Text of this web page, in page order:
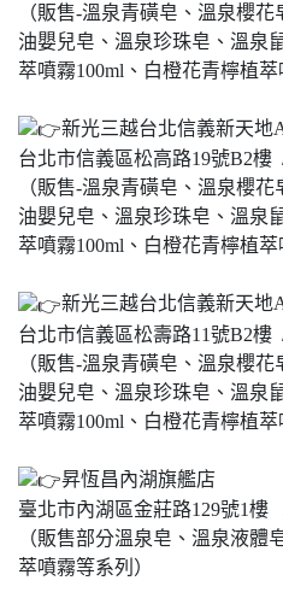
（販售-溫泉青磺皂、溫泉櫻
油嬰兒皂、溫泉珍珠皂、溫泉
萃噴霧100ml、白橙花青檸植萃
新光三越台北信義新天地
台北市信義區松高路19號B2樓
（販售-溫泉青磺皂、溫泉櫻
油嬰兒皂、溫泉珍珠皂、溫泉
萃噴霧100ml、白橙花青檸植萃
新光三越台北信義新天地
台北市信義區松壽路11號B2樓
（販售-溫泉青磺皂、溫泉櫻
油嬰兒皂、溫泉珍珠皂、溫泉
萃噴霧100ml、白橙花青檸植萃
昇恆昌內湖旗艦店
臺北市內湖區金莊路129號1樓
（販售部分溫泉皂、溫泉液體
萃噴霧等系列）